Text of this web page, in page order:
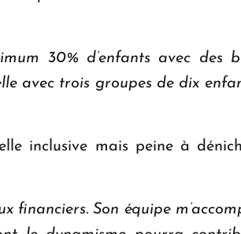
30% d’enfants avec des
avec trois groupes de dix
inclusive mais peine à
financiers. Son équipe